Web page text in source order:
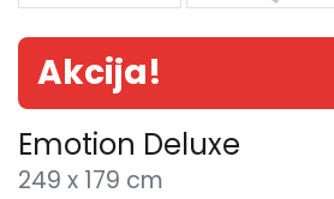
Akcija!
Emotion Deluxe
249 x 179 cm